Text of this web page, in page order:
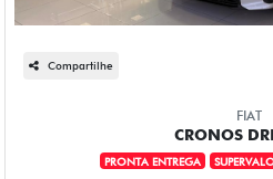
Compartilhe
FIAT
CRONOS
PRONTA ENTREGA